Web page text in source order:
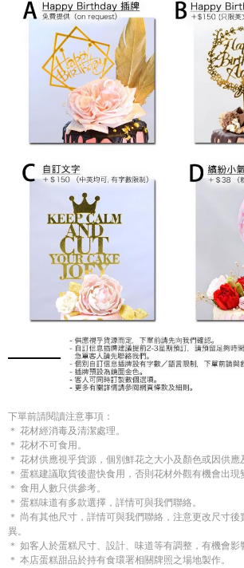
下單前請閱讀注意事項：
＊ 花材經消毒及清潔處理。
＊ 花材不可食用。
＊ 花材供應視乎貨源，個別鮮花之大小及顏色或因供應
＊ 蛋糕建議取貨後盡快食用，否則花材外觀有機會出現
＊ 食用人數只供參考。
＊ 蛋糕味道有多款選擇，詳情可與我們聯絡。
＊ 尚有其他尺寸，詳情可與我們聯絡，注意更改尺寸
異。
＊ 如客人於蛋糕尺寸、設計、味道等有調整，有機會影
＊ 本店蛋糕甜品於持有食環署相關牌照之場地製作。